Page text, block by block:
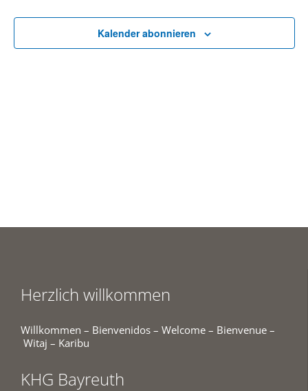
2026
Kalender abonnieren
Herzlich willkommen
Willkommen – Bienvenidos – Welcome – Bienvenue –
Witaj – Karibu
KHG Bayreuth